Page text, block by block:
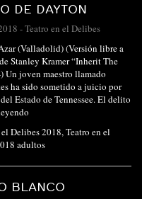
DE DAYTON
-Teatro en el Delibes
(Valladolid) (Versión libre a
Stanley Kramer “Inherit The
Un joven maestro llamado
ha sido sometido a juicio por
Estado de Tennessee. El delito
Delibes 2018, Teatro en el
adultos
BLANCO